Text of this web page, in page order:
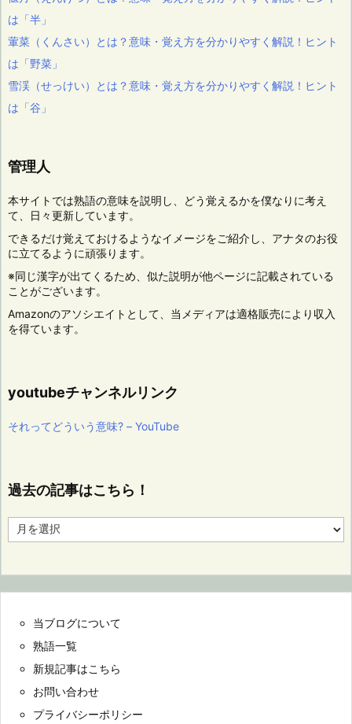
は「半」
葷菜（くんさい）とは？意味・覚え方を分かりやすく解説！ヒント
は「野菜」
雪渓（せっけい）とは？意味・覚え方を分かりやすく解説！ヒント
は「谷」
管理人
本サイトでは熟語の意味を説明し、どう覚えるかを僕なりに考え
て、日々更新しています。
できるだけ覚えておけるようなイメージをご紹介し、アナタのお役
に立てるように頑張ります。
※同じ漢字が出てくるため、似た説明が他ページに記載されている
ことがございます。
Amazonのアソシエイトとして、当メディアは適格販売により収入
を得ています。
youtubeチャンネルリンク
それってどういう意味? – YouTube
過去の記事はこちら！
去
ら！
当ブログについて
熟語一覧
新規記事はこちら
お問い合わせ
プライバシーポリシー